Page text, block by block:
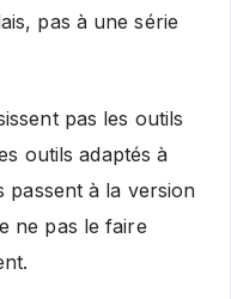
pas à une série
pas les outils
outils adaptés à
passent à la version
ne pas le faire